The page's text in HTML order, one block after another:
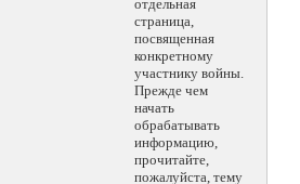
отдельная
страница,
посвященная
конкретному
участнику войны.
Прежде чем
начать
обрабатывать
информацию,
прочитайте,
пожалуйста, тему